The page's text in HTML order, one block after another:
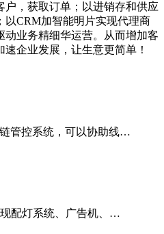
户，获取订单；以进销存和供应
以CRM加智能明片实现代理商
业务精细华运营。从而增加客
企业发展，让生意更简单！
管控系统，可以协助线…
配灯系统、广告机、…